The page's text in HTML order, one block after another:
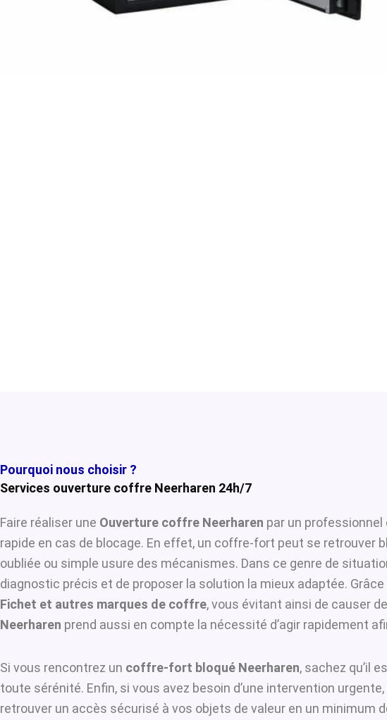
Pourquoi nous choisir ?
Services ouverture coffre Neerharen 24h/7
Faire réaliser une Ouverture coffre Neerharen par un
rapide en cas de blocage. En effet, un coffre-fort peut se retrouver
oubliée ou simple usure des mécanismes. Dans ce genre de
diagnostic précis et de proposer la solution la mieux adaptée.
Fichet et autres marques de coffre, vous évitant ainsi de causer
Neerharen prend aussi en compte la nécessité d’agir rapidement
Si vous rencontrez un coffre-fort bloqué Neerharen, sachez qu’il
toute sérénité. Enfin, si vous avez besoin d’une intervention
retrouver un accès sécurisé à vos objets de valeur en un